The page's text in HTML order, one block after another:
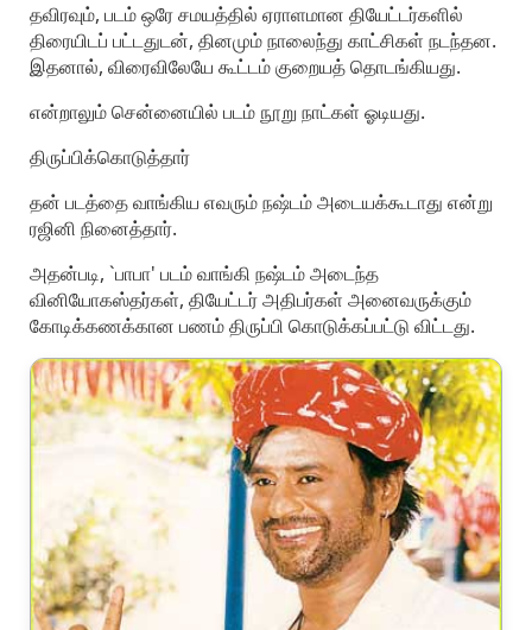
தவிரவும், படம் ஒரே சமயத்தில் ஏராளமான தியேட்டர்களில்
திரையிடப் பட்டதுடன், தினமும் நாலைந்து காட்சிகள் நடந்தன.
இதனால், விரைவிலேயே கூட்டம் குறையத் தொடங்கியது.
என்றாலும் சென்னையில் படம் நூறு நாட்கள் ஓடியது.
திருப்பிக்கொடுத்தார்
தன் படத்தை வாங்கிய எவரும் நஷ்டம் அடையக்கூடாது என்று
ரஜினி நினைத்தார்.
அதன்படி, `பாபா' படம் வாங்கி நஷ்டம் அடைந்த
வினியோகஸ்தர்கள், தியேட்டர் அதிபர்கள் அனைவருக்கும்
கோடிக்கணக்கான பணம் திருப்பி கொடுக்கப்பட்டு விட்டது.